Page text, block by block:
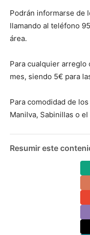
Podrán informarse de
llamando al teléfono
área.
Para cualquier arreglo
mes, siendo 5€ para
Para comodidad de
Manilva, Sabinillas o
Resumir este